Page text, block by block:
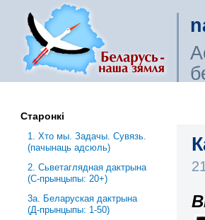
Старонкі
1. Хто мы. Задачы. Сувязь.
(пачынаць адсюль)
2. Сьветаглядная дактрына
(С-прынцыпы: 20+)
3a. Беларуская дактрына
(Д-прынцыпы: 1-50)